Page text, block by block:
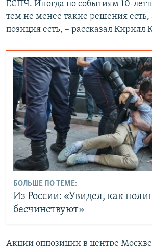
ЕСПЧ. Иногда по событиям 10-
тем не менее такие решения есть,
позиция есть, – рассказал Кирилл
БОЛЬШЕ ПО ТЕМЕ:
Из России: «Увидел, как
бесчинствуют»
Акции оппозиции в центре Москве